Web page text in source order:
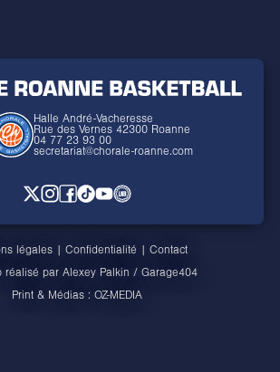
Halle André-Vacheresse
Rue des Vernes 42300 Roanne
04 77 23 93 00
secretariat@chorale-roanne.com
légales| Confidentialité | Contact
réalisé par Alexey Palkin / Garage404
Print & Médias : OZ-MEDIA